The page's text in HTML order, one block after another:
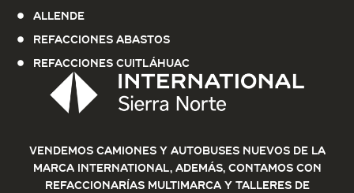
Vendemos Camiones y Autobuses nuevos de la
marca International, además, contamos con
refaccionarías multimarca y talleres de
Allende
Refacciones Abastos
Refacciones Cuitláhuac